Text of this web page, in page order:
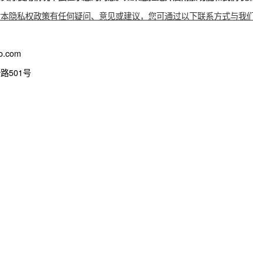
产品和服务所提供的基本功能，以及基本功能运行所需的
您的实际使用情况单独征求您的同意。如果您拒绝开启附
凤新路501号